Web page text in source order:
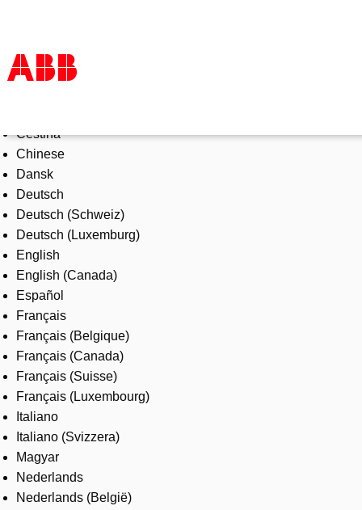
Products & Solutions
Industries
Services
About us
Where to buy
Contact us
Careers
Čeština
Chinese
Dansk
Deutsch
Deutsch (Schweiz)
Deutsch (Luxemburg)
English
English (Canada)
Español
Français
Français (Belgique)
Français (Canada)
Français (Suisse)
Français (Luxembourg)
Italiano
Italiano (Svizzera)
Magyar
Nederlands
Nederlands (België)